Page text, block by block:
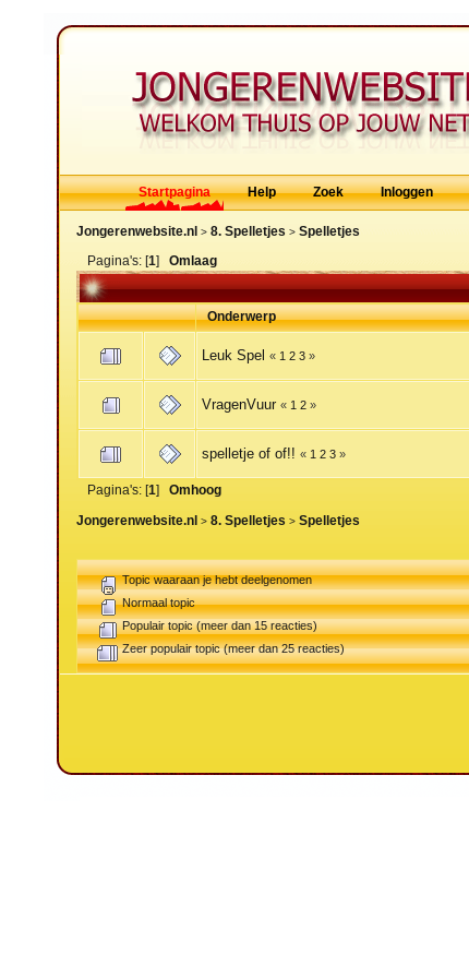
Startpagina Help Zoek Inloggen
Jongerenwebsite.nl >8. Spelletjes >Spelletjes
Pagina's: [1]Omlaag
Onderwerp
Leuk Spel « 1 2 3 »
VragenVuur « 1 2 »
spelletje of of!! « 1 2 3 »
Pagina's: [1]Omhoog
Jongerenwebsite.nl >8. Spelletjes >Spelletjes
Topic waaraan je hebt deelgenomen
Normaal topic
Populair topic (meer dan 15 reacties)
Zeer populair topic (meer dan 25 reacties)